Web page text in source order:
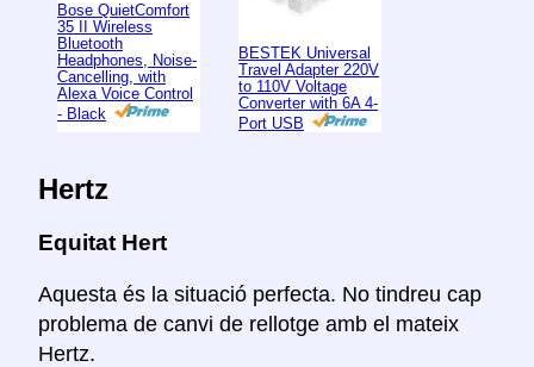
Bose QuietComfort
35 II Wireless
Bluetooth
Headphones, Noise-
Cancelling, with
Alexa Voice Control
- Black
BESTEK Universal
Travel Adapter 220V
to 110V Voltage
Converter with 6A 4-
Port USB
Hertz
Equitat Hert
Aquesta és la situació perfecta. No tindreu cap
problema de canvi de rellotge amb el mateix
Hertz.